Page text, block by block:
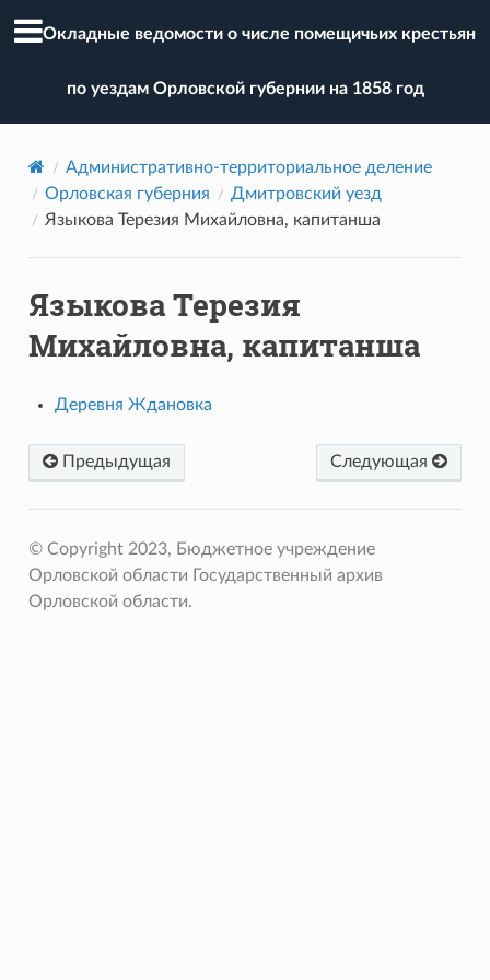
Окладные ведомости о числе помещичьих крестьян
по уездам Орловской губернии на 1858 год
Административно-территориальное деление
Орловская губерния
Дмитровский уезд
Языкова Терезия Михайловна, капитанша
Языкова Терезия
Михайловна, капитанша
Деревня Ждановка
Предыдущая Следующая
© Copyright 2023, Бюджетное учреждение
Орловской области Государственный архив
Орловской области.